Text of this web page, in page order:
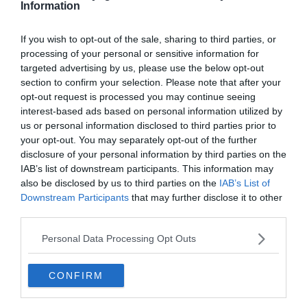
Information
If you wish to opt-out of the sale, sharing to third parties, or
processing of your personal or sensitive information for
targeted advertising by us, please use the below opt-out
section to confirm your selection. Please note that after your
opt-out request is processed you may continue seeing
interest-based ads based on personal information utilized by
us or personal information disclosed to third parties prior to
your opt-out. You may separately opt-out of the further
disclosure of your personal information by third parties on the
IAB’s list of downstream participants. This information may
also be disclosed by us to third parties on the IAB’s List of
Downstream Participants that may further disclose it to other
Personal Data Processing Opt Outs
CONFIRM
💶Gamme :
Vous serez charmés par le style à la fois moderne et
colonial de l’hôtel Riva Arun Bangkok. Son emplacement
idéal au bord du fleuve Chao Phraya vous permet
d’admirer desvues imprenables sur Wat Arun, et d’être à
proximité de plusieurs sites touristiques comme Wat
Pho, le Musée de Siam et leGrand Palais. Vous avez faim
après votre visite de la ville ? Le restaurant en plein air et
le café de l’hôtel servent une cuisine locale et
internationale dans une cadre agréable.
Réserver cet hôtel